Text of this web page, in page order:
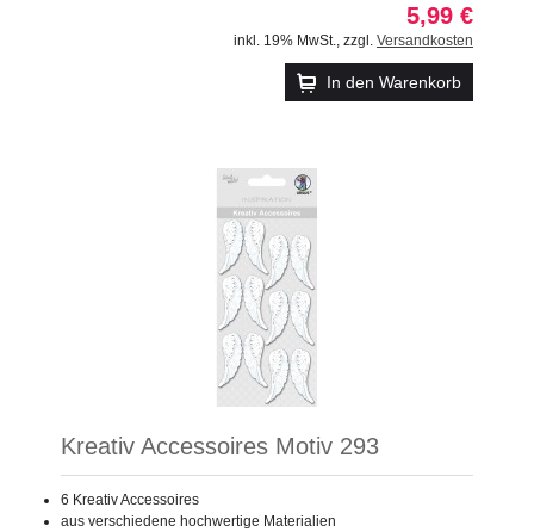
5,99 €
inkl. 19% MwSt. zzgl. Versandkosten
In den Warenkorb
Kreativ Accessoires Motiv 293
6 Kreativ Accessoires
aus verschiedene hochwertige Materialien